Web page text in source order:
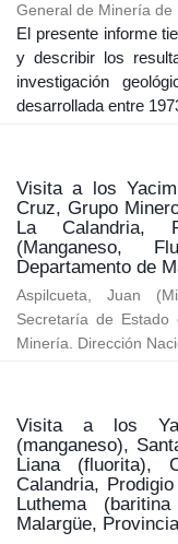
General de Minería de
El presente informe
y describir los
investigación
desarrollada entre
Visita a los
Cruz, Grupo
La Calandria,
(Manganeso,
Departamento de
Aspilcueta, Juan (
Secretaría de
Minería. Dirección
Visita a los
(manganeso),
Liana (fluorita),
Calandria,
Luthema
Malargüe,